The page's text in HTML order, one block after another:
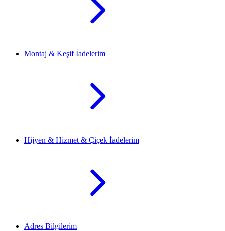
Montaj & Keşif İadelerim
Hijyen & Hizmet & Çiçek İadelerim
Adres Bilgilerim